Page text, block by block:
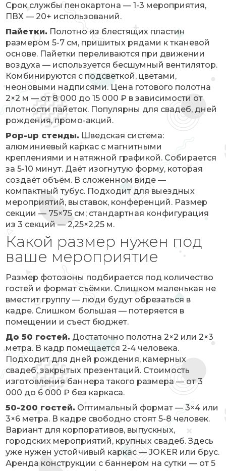
Срок службы пенокартона — 1-3 мероприятия,
ПВХ — 20+ использований.
Пайетки. Полотно из блестящих пластин
размером 5-7 см, пришитых рядами к тканевой
основе. Пайетки переливаются при движении
воздуха — используется бесшумный вентилятор.
Комбинируются с подсветкой, цветами,
неоновыми надписями. Цена готового полотна
2×2 м — от 8 000 до 15 000 ₽ в зависимости от
плотности пайеток. Популярны для свадеб, дней
рождения, промо-акций.
Pop-up стенды. Шведская система:
алюминиевый каркас с магнитными
креплениями и натяжной графикой. Собирается
за 5-10 минут. Даёт изогнутую форму, которая
создаёт объём. В сложенном виде —
компактный тубус. Подходит для выездных
мероприятий, выставок, конференций. Размер
секции — 75×75 см; стандартная конфигурация
из 3 секций — 2,25×2,25 м.
Какой размер нужен под
ваше мероприятие
Размер фотозоны подбирается под количество
гостей и формат съёмки. Слишком маленькая не
вместит группу — люди будут обрезаться в
кадре. Слишком большая — потеряется в
помещении и съест бюджет.
До 50 гостей. Достаточно полотна 2×2 или 2×3
метра. В кадр помещается 2-4 человека.
Подходит для дней рождения, камерных
свадеб, закрытых презентаций. Стоимость
изготовления баннера такого размера — от 3
000 до 6 000 ₽ без каркаса.
50-200 гостей. Оптимальный формат — 3×4 или
3×6 метра. В кадре свободно стоят 5-8 человек.
Вариант для корпоративов, выпускных,
городских мероприятий, крупных свадеб. Здесь
уже нужен устойчивый каркас — JOKER или брус.
Аренда конструкции с баннером на сутки — от 5